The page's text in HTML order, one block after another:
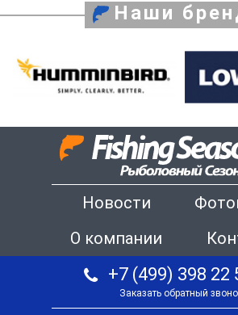
Наши
Новости
О компании
+7 (499) 398 22
Заказать обратный